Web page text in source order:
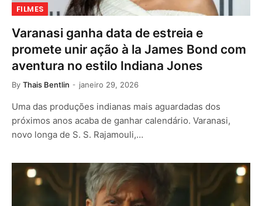
FILMES
Varanasi ganha data de estreia e
promete unir ação à la James Bond com
aventura no estilo Indiana Jones
By Thais Bentlin janeiro 29, 2026
Uma das produções indianas mais aguardadas dos
próximos anos acaba de ganhar calendário. Varanasi,
novo longa de S. S. Rajamouli,…